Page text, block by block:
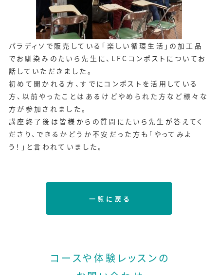
パラディソで販売している「楽しい循環生活」の加工品
でお馴染みのたいら先生に、LFCコンポストについてお
話していただきました。
初めて聞かれる方、すでにコンポストを活用している
方、以前やったことはあるけどやめられた方など様々な
方が参加されました。
講座終了後は皆様からの質問にたいら先生が答えてく
ださり、できるかどうか不安だった方も「やってみよ
う！」と言われていました。
一覧に戻る
コースや体験レッスンの